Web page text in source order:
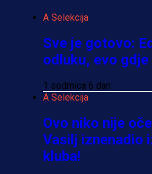
A Selekcija
Sve je gotovo:
odluku, evo
1 sedmica 6 dan
A Selekcija
Ovo niko nije
Vasilj iznenadio
kluba!